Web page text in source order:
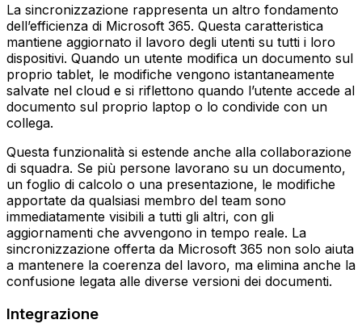
La sincronizzazione rappresenta un altro fondamento
dell’efficienza di Microsoft 365. Questa caratteristica
mantiene aggiornato il lavoro degli utenti su tutti i loro
dispositivi. Quando un utente modifica un documento sul
proprio tablet, le modifiche vengono istantaneamente
salvate nel cloud e si riflettono quando l’utente accede al
documento sul proprio laptop o lo condivide con un
collega.
Questa funzionalità si estende anche alla collaborazione
di squadra. Se più persone lavorano su un documento,
un foglio di calcolo o una presentazione, le modifiche
apportate da qualsiasi membro del team sono
immediatamente visibili a tutti gli altri, con gli
aggiornamenti che avvengono in tempo reale. La
sincronizzazione offerta da Microsoft 365 non solo aiuta
a mantenere la coerenza del lavoro, ma elimina anche la
confusione legata alle diverse versioni dei documenti.
Integrazione